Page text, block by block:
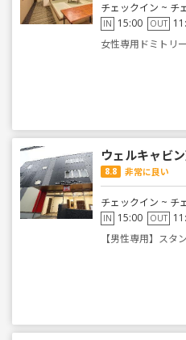
チェックイン ~ チ
IN 15:00 OUT
女性専用ドミトリ
ウェルキャビ
8.8 非常に良い
チェックイン ~ チ
IN 15:00 OUT
【男性専用】スタ